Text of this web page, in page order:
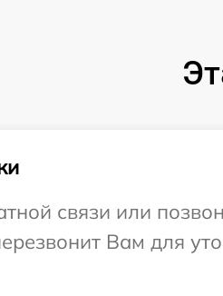
связи или
Вам для